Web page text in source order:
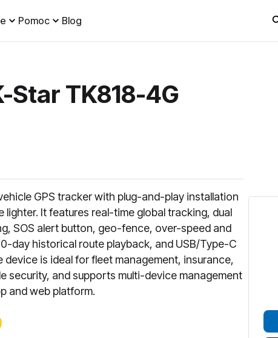
Pomoc Blog
Star TK818-4G
GPS tracker with plug-and-play installation
lighter. It features real-time global tracking, dual
SOS alert button, geo-fence, over-speed and
day historical route playback, and USB/Type-C
device is ideal for fleet management, insurance,
security, and supports multi-device management
and web platform.